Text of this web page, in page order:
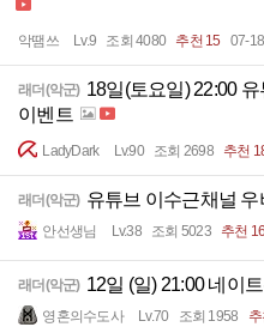
악땜쓰 Lv.9 조회 4080 추천 15 07-18
래더(악군) 18일(토요일) 22:00
이벤트
LadyDark Lv.90 조회 2698 추천
래더(악군) 유튜브 이수근채널 우
안선생님 Lv.38 조회 5023 추천 16
래더(악군) 12일 (일) 21:00 네이
영혼의수도사 Lv.70 조회 1958